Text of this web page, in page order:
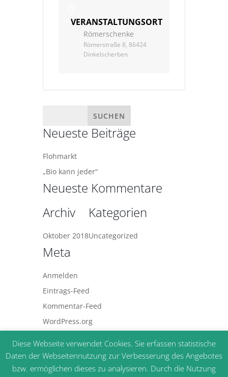
VERANSTALTUNGSORT
Römerschenke
Römerstraße 8, 86424
Dinkelscherben
Neueste Beiträge
Flohmarkt
„Bio kann jeder“
Neueste Kommentare
Archiv
Oktober 2018
Kategorien
Uncategorized
Meta
Anmelden
Eintrags-Feed
Kommentar-Feed
WordPress.org
Home Unser Projekt
Unsere Sponsoren
Unser Team
Impressum Datenschutz
Diese Webseite verwendet Cookies. Sie erfassen statistische
Daten der Webseitennutzung zur Verbesserung des Angebotes
bzw. ermöglichen dieses zu analysieren. Durch die Nutzung